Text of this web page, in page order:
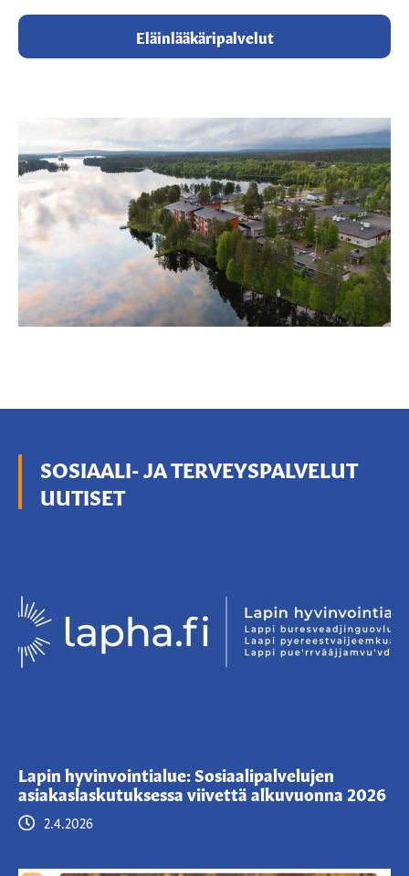
Eläinlääkäripalvelut
SOSIAALI- JA TERVEYSPALVELUT
UUTISET
2.4.2026
Lapin hyvinvointialue: Sosiaalipalvelujen
asiakaslaskutuksessa viivettä alkuvuonna 2026